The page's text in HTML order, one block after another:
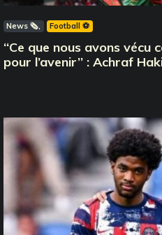
News 🗞️ Football ⚽️
‘‘Ce que nous avons
pour l’avenir’’ : Achraf